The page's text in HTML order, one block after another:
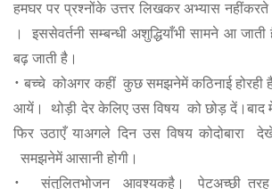
हमघर पर प्रश्नोंके उत्तर लिखकर अभ्यास नहीं
।
इससेवर्तनी सम्बन्धी अशुद्धियाँभी सामने आ जाती
बढ़ जाती है।
•बच्चे कोअगर कहीं कुछ समझनेमें कठिनाई होरही
आयें।
थोड़ी देर केलिए उस विषय को छोड़ दें।बाद
फिर उठाएँ याअगले दिन उस विषय कोदोबारा
समझनेमें आसानी होगी।
• संतुलितभोजन आवश्यकहै। पेटअच्छी तरह